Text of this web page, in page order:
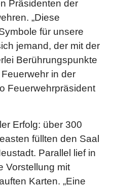
Präsidenten der
„Diese
für unsere
jemand, der mit der
Berührungspunkte
in der
Feuerwehrpräsident
Erfolg: über 300
füllten den Saal
Parallel lief in
Vorstellung mit
Karten. „Eine